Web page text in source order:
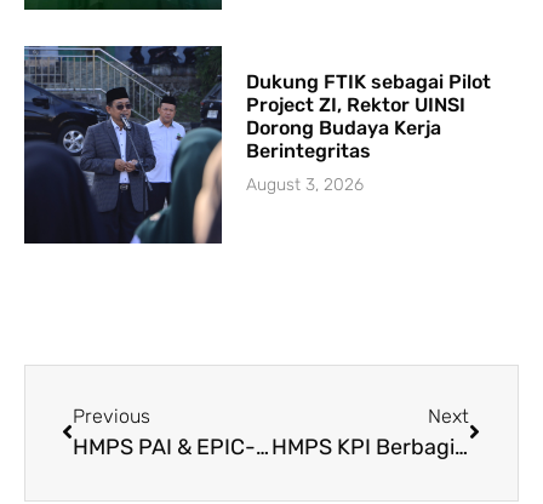
Dukung FTIK sebagai Pilot
Project ZI, Rektor UINSI
Dorong Budaya Kerja
Berintegritas
August 3, 2026
Previous
HMPS PAI & EPIC-KKI UINSI Samarinda Selenggarakan Seminar TPKI
Next
HMPS KPI Berbagi on The Road